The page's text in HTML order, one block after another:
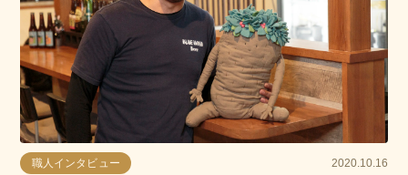
職人インタビュー 2020.10.16